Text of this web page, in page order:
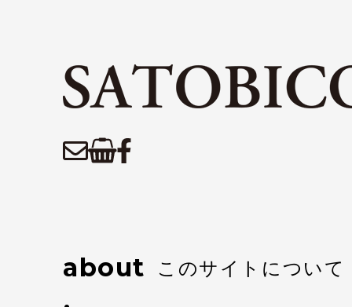
about このサイトについて